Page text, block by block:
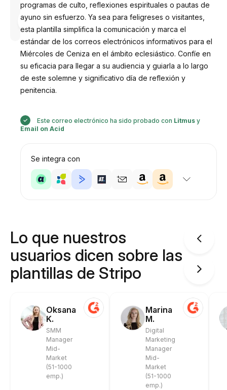
Diseñado
por
Anastasiia
programas de culto, reflexiones espirituales o pautas de
ayuno sin esfuerzo. Ya sea para feligreses o visitantes,
esta plantilla simplifica la comunicación y marca el
estándar de los correos electrónicos informativos para el
Miércoles de Ceniza en el ámbito eclesiástico. Confíe en
su eficacia para llegar a su audiencia y guiarla a lo largo
de este solemne y significativo día de reflexión y
penitencia.
Este correo electrónico ha sido probado con Litmusy
Email on Acid
Se integra con
Lo que nuestros
usuarios dicen sobre las
plantillas de Stripo
Oksana
K.
SMM
Manager
Mid-
Market
(51-1000
emp.)
Marina
M.
Digital
Marketing
Manager
Mid-
Market
(51-1000
emp.)